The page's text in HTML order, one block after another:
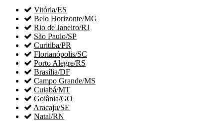
 Vitória/ES
 Belo Horizonte/MG
 Rio de Janeiro/RJ
 São Paulo/SP
 Curitiba/PR
 Florianópolis/SC
 Porto Alegre/RS
 Brasília/DF
 Campo Grande/MS
 Cuiabá/MT
 Goiânia/GO
 Aracaju/SE
 Natal/RN